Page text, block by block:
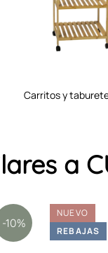
carritos y
a
-10%
NUEVO
REBAJAS